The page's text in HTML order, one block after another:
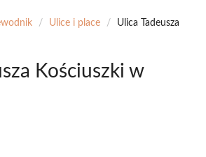
/ Ulice i place /
Ulica Tadeusza
Kościuszki w